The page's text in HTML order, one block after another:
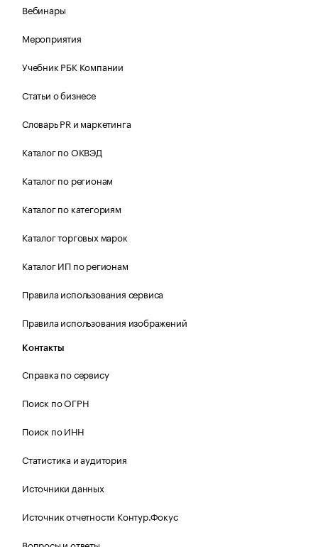
Вебинары
Мероприятия
Учебник РБК Компании
Статьи о бизнесе
Словарь PR и маркетинга
Каталог по ОКВЭД
Каталог по регионам
Каталог по категориям
Каталог торговых марок
Каталог ИП по регионам
Правила использования сервиса
Правила использования изображений
Контакты
Справка по сервису
Поиск по ОГРН
Поиск по ИНН
Статистика и аудитория
Источники данных
Источник отчетности Контур.Фокус